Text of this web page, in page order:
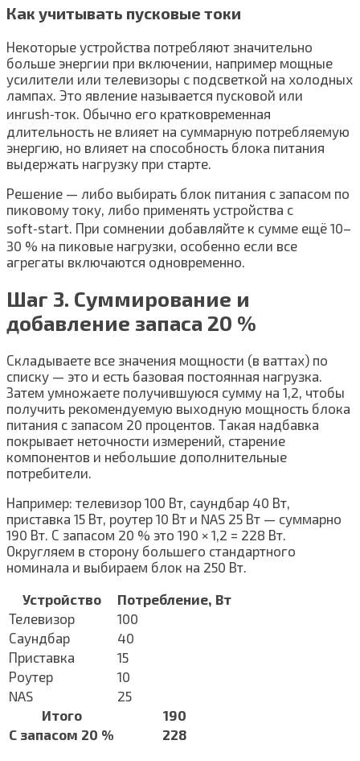
Как учитывать пусковые токи
Некоторые устройства потребляют значительно
больше энергии при включении, например мощные
усилители или телевизоры с подсветкой на холодных
лампах. Это явление называется пусковой или
инrush‑ток. Обычно его кратковременная
длительность не влияет на суммарную потребляемую
энергию, но влияет на способность блока питания
выдержать нагрузку при старте.
Решение — либо выбирать блок питания с запасом по
пиковому току, либо применять устройства с
soft‑start. При сомнении добавляйте к сумме ещё 10–
30 % на пиковые нагрузки, особенно если все
агрегаты включаются одновременно.
Шаг 3. Суммирование и
добавление запаса 20 %
Складываете все значения мощности (в ваттах) по
списку — это и есть базовая постоянная нагрузка.
Затем умножаете получившуюся сумму на 1,2, чтобы
получить рекомендуемую выходную мощность блока
питания с запасом 20 процентов. Такая надбавка
покрывает неточности измерений, старение
компонентов и небольшие дополнительные
потребители.
Например: телевизор 100 Вт, саундбар 40 Вт,
приставка 15 Вт, роутер 10 Вт и NAS 25 Вт — суммарно
190 Вт. С запасом 20 % это 190 × 1,2 = 228 Вт.
Округляем в сторону большего стандартного
номинала и выбираем блок на 250 Вт.
Устройство
Потребление, Вт
Телевизор
100
Саундбар
40
Приставка
15
Роутер
10
NAS
25
Итого
190
С запасом 20 %
228